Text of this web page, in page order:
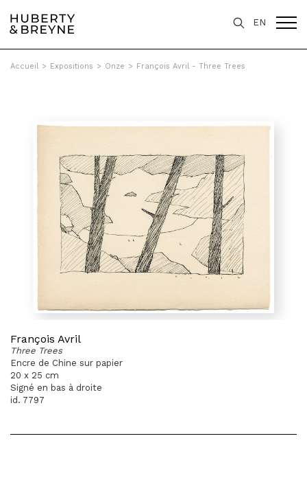
EN
Accueil > Expositions > Onze > François Avril - Three Trees
François Avril
Three Trees
Encre de Chine sur papier
20 x 25 cm
Signé en bas à droite
id. 7797